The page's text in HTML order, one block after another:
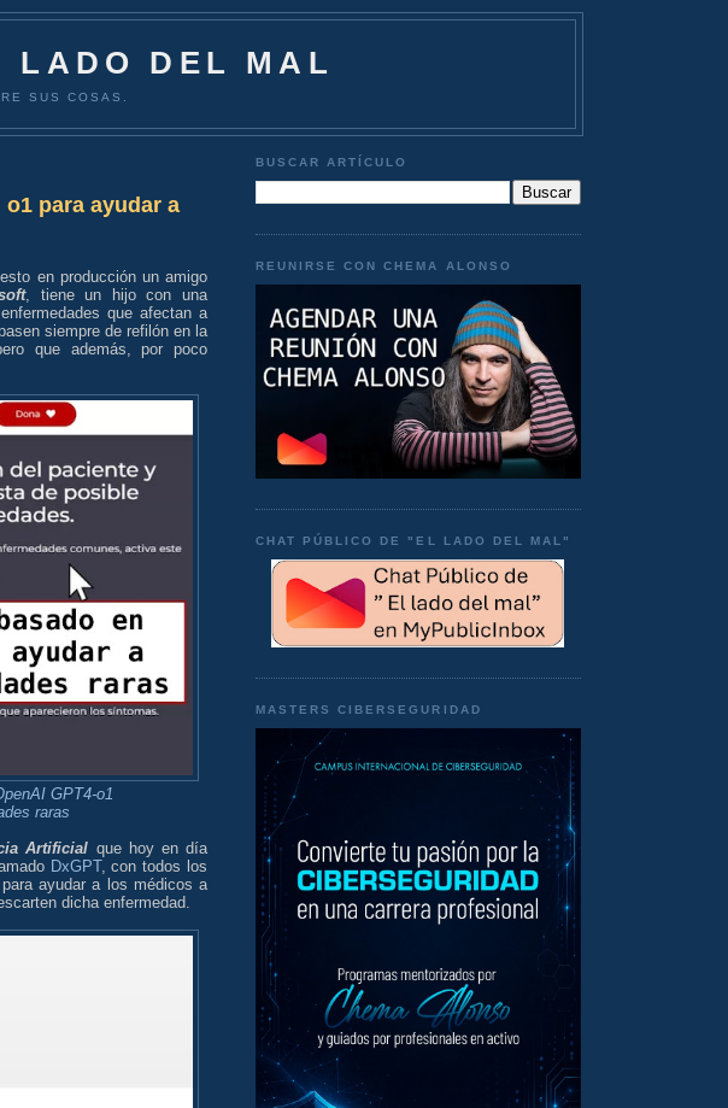
LADO DEL MAL
SUS COSAS.
para ayudar a
en producción un amigo
, tiene un hijo con una
que afectan a
siempre de refilón en la
que además, por poco
GPT4-o1
raras
Artificial que hoy en día
DxGPT, con todos los
ayudar a los médicos a
dicha enfermedad.
BUSCAR ARTÍCULO
REUNIRSE CON CHEMA ALONSO
CHAT PÚBLICO DE "EL LADO DEL MAL"
MASTERS CIBERSEGURIDAD